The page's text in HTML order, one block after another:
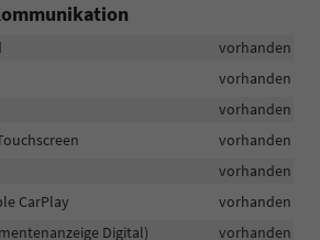
vorhanden
vorhanden
vorhanden
vorhanden
vorhanden
CarPlay
vorhanden
Digital)
vorhanden